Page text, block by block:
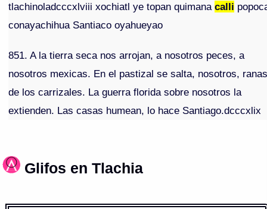
tlachinoladcccxlviii xochiatl ye topan quimanacalli
conayachihua Santiaco oyahueyao
851. A la tierra seca nos arrojan, a nosotros peces, a
nosotros mexicas. En el pastizal se salta, nosotros,
de los carrizales. La guerra florida sobre nosotros la
extienden. Las casas humean, lo hace Santiago.dcccxlix
Glifos en Tlachia